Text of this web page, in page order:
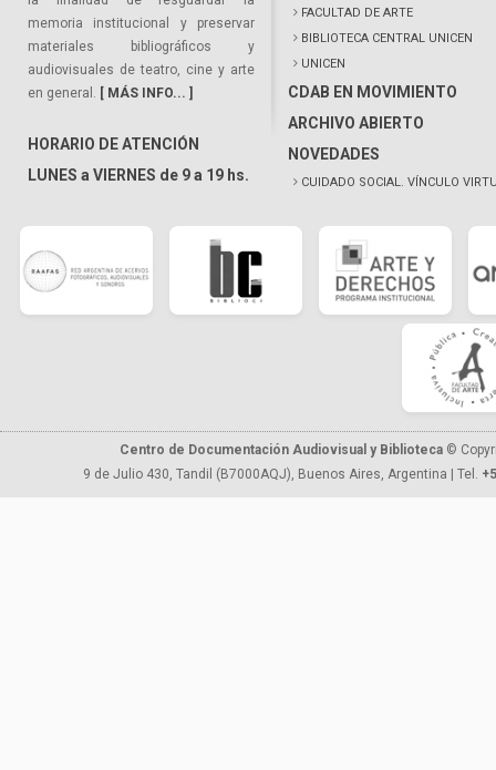
memoria institucional y preservar
materiales bibliográficos y
audiovisuales de teatro, cine y arte
en general. [ MÁS INFO... ]
HORARIO DE ATENCIÓN
LUNES a VIERNES de 9 a 19 hs.
FACULTAD DE ARTE
BIBLIOTECA CENTRAL UNICEN
UNICEN
CDAB EN MOVIMIENTO
ARCHIVO ABIERTO
NOVEDADES
CUIDADO SOCIAL. VÍNCULO
Centro de Documentación Audiovisual y Biblioteca ©
9 de Julio 430, Tandil (B7000AQJ), Buenos Aires, Argentina | Tel.